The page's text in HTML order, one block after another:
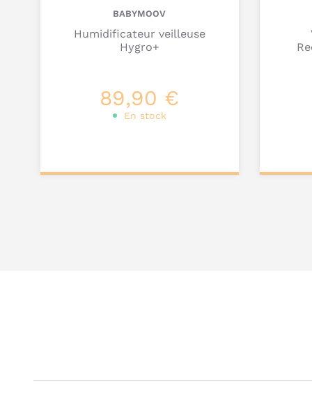
BABYMOOV
Humidificateur veilleuse
Hygro+
89,90 €
En stock